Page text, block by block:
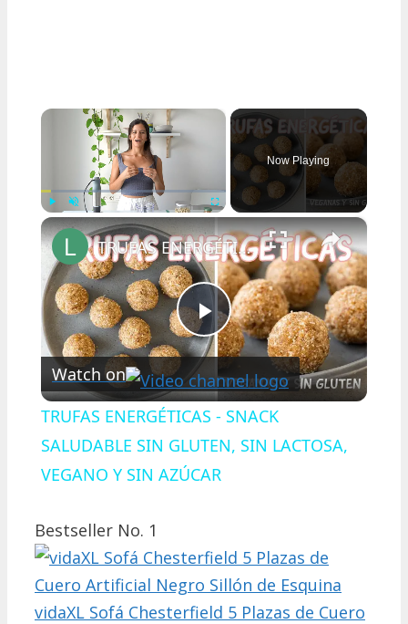
×
Play Unmute Fullscreen
Now Playing
×
Play
Video
TRUFAS ENERGÉTICAS - SNACK SALUDABLE SIN GLUTEN, SIN LACTOSA, VEGANO Y SIN AZÚCAR
Watch on
TRUFAS ENERGÉTICAS - SNACK
SALUDABLE SIN GLUTEN, SIN LACTOSA,
VEGANO Y SIN AZÚCAR
Bestseller No. 1
vidaXL Sofá Chesterfield 5 Plazas de Cuero